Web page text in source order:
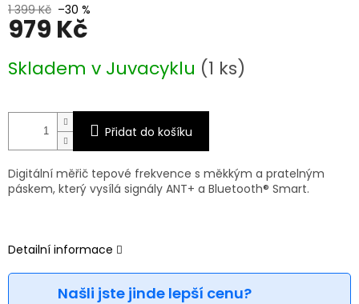
1 399 Kč –30 %
979 Kč
cena:
Skladem v Juvacyklu (1 ks)
Přidat do košíku
Digitální měřič tepové frekvence s měkkým a pratelným
páskem, který vysílá signály ANT+ a Bluetooth® Smart.
Detailní informace
Našli jste jinde lepší cenu?